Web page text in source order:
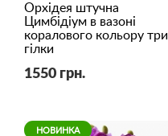
Орхідея штучна
Цимбідіум в вазоні
коралового кольору три
гілки
1550 грн.
НОВИНКА